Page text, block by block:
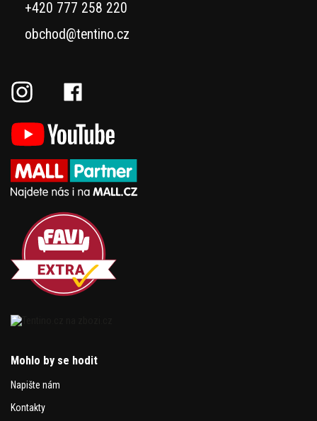
+420 777 258 220
obchod@tentino.cz
Mohlo by se hodit
Napište nám
Kontakty